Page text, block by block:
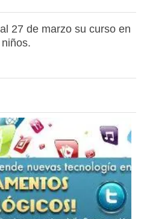
27 de marzo su curso en